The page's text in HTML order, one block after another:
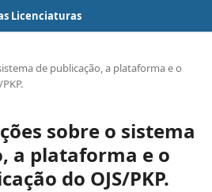
Licenciaturas
de publicação, a plataforma e o
sobre o sistema
a plataforma e o
do OJS/PKP.